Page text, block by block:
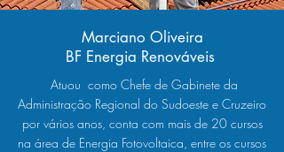
Marciano Oliveira
BF Energia Renováveis
Atuou como Chefe de Gabinete da
Administração Regional do Sudoeste e Cruzeiro
por vários anos, conta com mais de 20 cursos
na área de Energia Fotovoltaica, entre os cursos